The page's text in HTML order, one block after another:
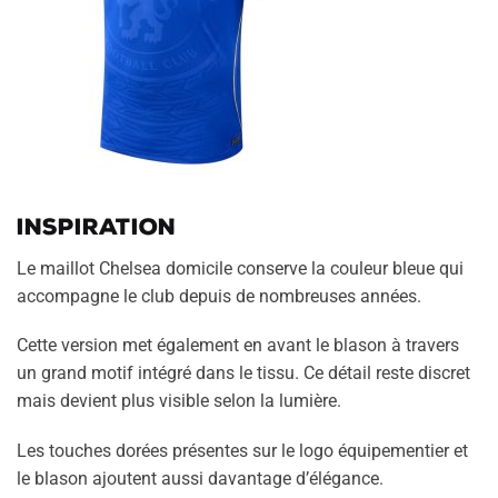
Inspiration
Le maillot Chelsea domicile conserve la couleur bleue qui
accompagne le club depuis de nombreuses années.
Cette version met également en avant le blason à travers
un grand motif intégré dans le tissu. Ce détail reste discret
mais devient plus visible selon la lumière.
Les touches dorées présentes sur le logo équipementier et
le blason ajoutent aussi davantage d’élégance.